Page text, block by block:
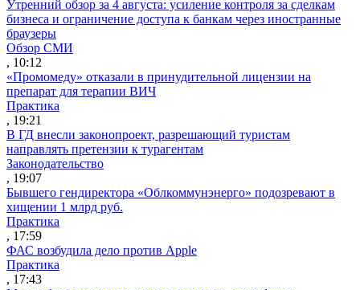
Утренний обзор за 4 августа: усиление контроля за сделкам
бизнеса и ограничение доступа к банкам через иностранные
браузеры
Обзор СМИ
, 10:12
«Промомеду» отказали в принудительной лицензии на
препарат для терапии ВИЧ
Практика
, 19:21
В ГД внесли законопроект, разрешающий туристам
направлять претензии к турагентам
Законодательство
, 19:07
Бывшего гендиректора «Облкоммунэнерго» подозревают в
хищении 1 млрд руб.
Практика
, 17:59
ФАС возбудила дело против Apple
Практика
, 17:43